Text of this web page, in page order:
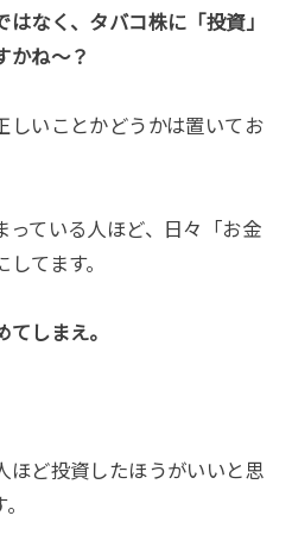
なく、タバコ株に「投資」
かね～？
しいことかどうかは置いてお
っている人ほど、日々「お金
てます。
しまえ。
ほど投資したほうがいいと思